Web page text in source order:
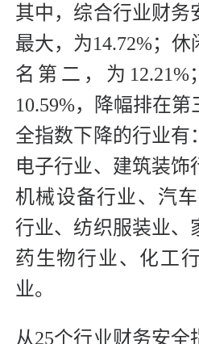
其中，综合行业财务
最大，为14.72%；
名第二，为
10.59%，降幅排在
全指数下降的行业有
电子行业、建筑装饰
机械设备行业、汽
行业、纺织服装业、
药生物行业、化工
业。
从25个行业财务安全